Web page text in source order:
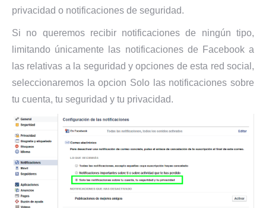
privacidad o notificaciones de seguridad.
Si no queremos recibir notificaciones de ningún tipo,
limitando únicamente las notificaciones de Facebook a
las relativas a la seguridad y opciones de esta red social,
seleccionaremos la opcion Solo las notificaciones sobre
tu cuenta, tu seguridad y tu privacidad.